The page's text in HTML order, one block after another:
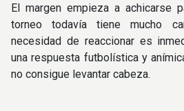
El margen empieza a achicarse
torneo todavía tiene mucho
necesidad de reaccionar es
una respuesta futbolística y
no consigue levantar cabeza.